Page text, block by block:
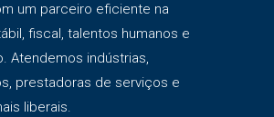
um parceiro eficiente na
fiscal, talentos humanos e
Atendemos indústrias,
prestadoras de serviços e
liberais.